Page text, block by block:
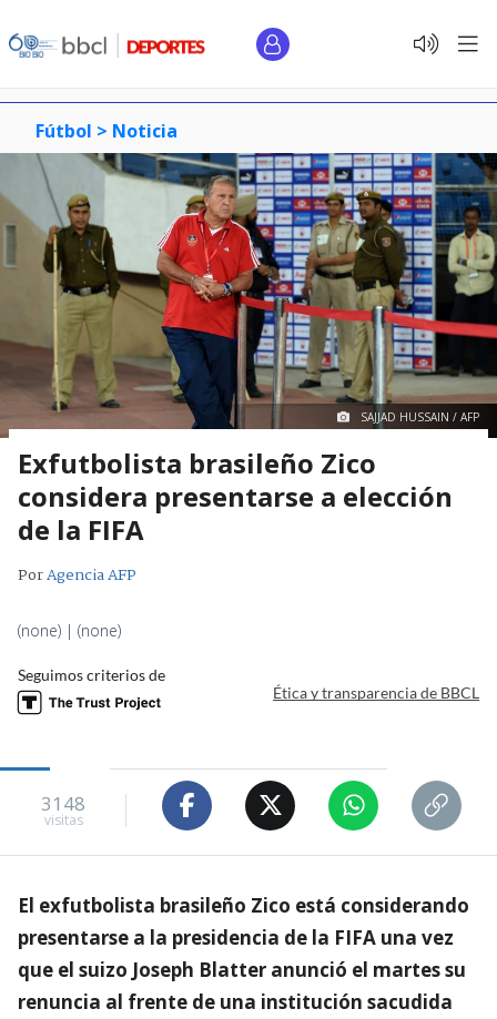
Fútbol > Noticia
SAJJAD HUSSAIN / AFP
Exfutbolista brasileño Zico
considera presentarse a elección
de la FIFA
PorAgencia AFP
(none) | (none)
Seguimos criterios de
Ética y transparencia de BBCL
3148
visitas
El exfutbolista brasileño Zico está considerando
presentarse a la presidencia de la FIFA una vez
que el suizo Joseph Blatter anunció el martes su
renuncia al frente de una institución sacudida